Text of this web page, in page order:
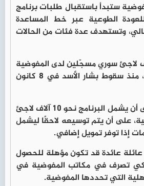
ستبدأ باستقبال طلبات برنامج
الطوعية عبر خط المساعدة
أيلول الحالي، وتستهدف عدة فئات من الحالات
أكثر من 140 ألف لاجئ سوري مسجّلين لدى المفوضية
من الأردن إلى سوريا، منذ سقوط بشار الأسد في 8 كانون
وتطمح المفوضية إلى أن يشمل البرنامج نحو 10 آلاف لاجئ
على أن يتم توسيعه لاحقًا ليشمل
إذا توفر تمويل إضافي.
عائدة قد تكون مؤهلة للحصول
أميركي تصرف في مكاتب المفوضية في
التي تحددها المفوضية.